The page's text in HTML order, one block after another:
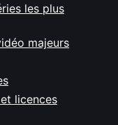
les plus
majeurs
licences